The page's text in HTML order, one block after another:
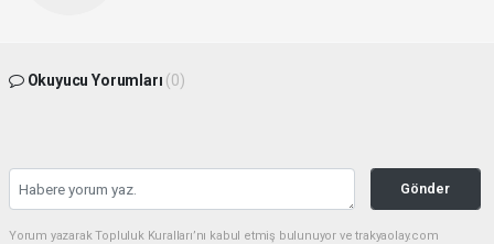
Okuyucu Yorumları (0)
Gönder
Yorum yazarak Topluluk Kuralları’nı kabul etmiş bulunuyor ve trakyaolay.com